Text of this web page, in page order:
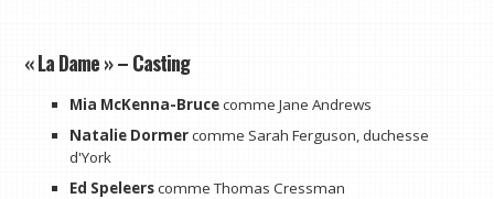
« La Dame » – Casting
Mia McKenna-Brucecomme Jane Andrews
Natalie Dormercomme Sarah Ferguson, duchesse
d'York
Ed Speleerscomme Thomas Cressman